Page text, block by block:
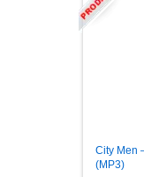
City Men
(MP3)